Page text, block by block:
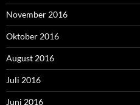
November 2016
Oktober 2016
August 2016
Juli 2016
Juni 2016